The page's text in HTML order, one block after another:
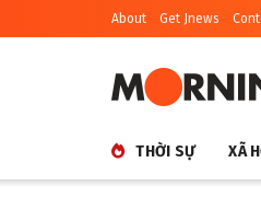
About Get Jnews
THỜI SỰ XÃ